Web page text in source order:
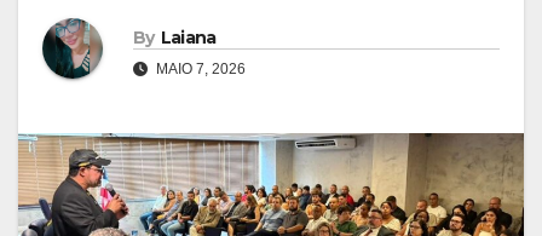
By Laiana
MAIO 7, 2026